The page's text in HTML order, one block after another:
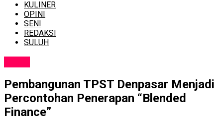
KULINER
OPINI
SENI
REDAKSI
SULUH
Pembangunan TPST Denpasar Menjadi
Percontohan Penerapan “Blended
Finance”